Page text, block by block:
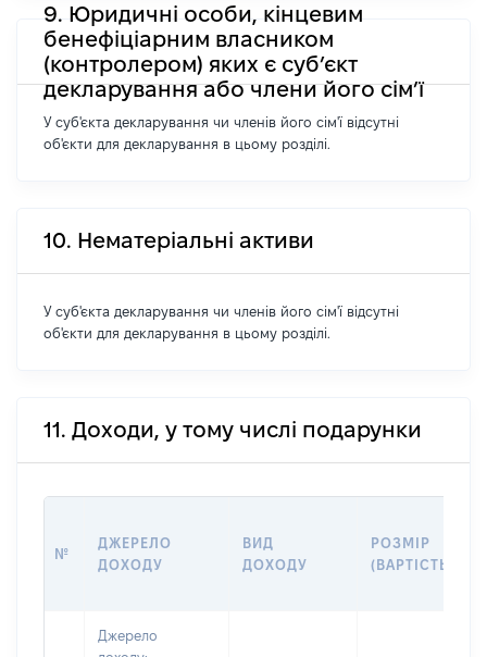
9. Юридичні особи, кінцевим
бенефіціарним власником
(контролером) яких є суб’єкт
декларування або члени його сім’ї
У суб'єкта декларування чи членів його сім'ї відсутні
об'єкти для декларування в цьому розділі.
10. Нематеріальні активи
У суб'єкта декларування чи членів його сім'ї відсутні
об'єкти для декларування в цьому розділі.
11. Доходи, у тому числі подарунки
№
ДЖЕРЕЛО
ДОХОДУ
ВИД
ДОХОДУ
РОЗМІР
(ВАРТІСТЬ)
Джерело